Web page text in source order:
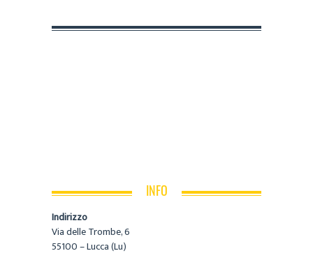
INFO
Indirizzo
Via delle Trombe, 6
55100 – Lucca (Lu)